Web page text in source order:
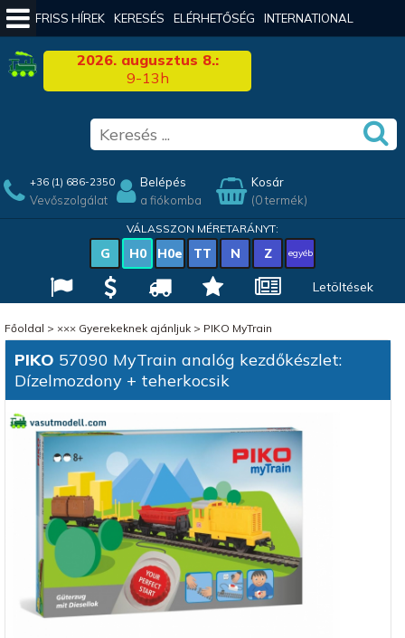
FRISS HÍREK KERESÉS ELÉRHETŐSÉG INTERNATIONAL
2026. augusztus 8.:
9-13h
+36 (1) 686-2350
Vevőszolgálat
Belépés
a fiókomba
Kosár
(0 termék)
VÁLASSZON MÉRETARÁNYT:
G H0 H0e TT N Z egyéb
Letöltések
Főoldal > ××× Gyerekeknek ajánljuk> PIKO MyTrain
PIKO 57090 MyTrain analóg kezdőkészlet:
Dízelmozdony + teherkocsik